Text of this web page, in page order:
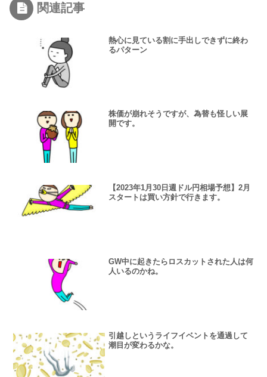
関連記事
熱心に見ている割に手出しできずに終わ
るパターン
株価が崩れそうですが、為替も怪しい展
開です。
【2023年1月30日週ドル円相場予想】2月
スタートは買い方針で行きます。
GW中に起きたらロスカットされた人は何
人いるのかね。
引越しというライフイベントを通過して
潮目が変わるかな。